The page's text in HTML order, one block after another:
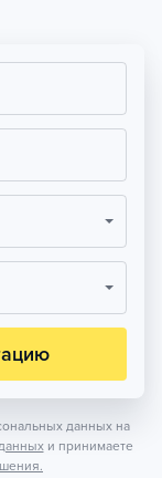
данных на
и принимаете